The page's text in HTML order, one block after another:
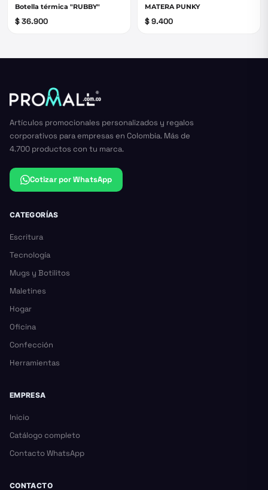
Botella térmica "RUBBY"
$ 36.900
MATERA PUNKY
$ 9.400
Artículos promocionales personalizados y regalos
corporativos para empresas en Colombia. Más de
4.700 productos con tu marca.
Cotizar por WhatsApp
CATEGORÍAS
Escritura
Tecnología
Mugs y Botilitos
Maletines
Hogar
Oficina
Confección
Herramientas
EMPRESA
Inicio
Catálogo completo
Contacto WhatsApp
CONTACTO